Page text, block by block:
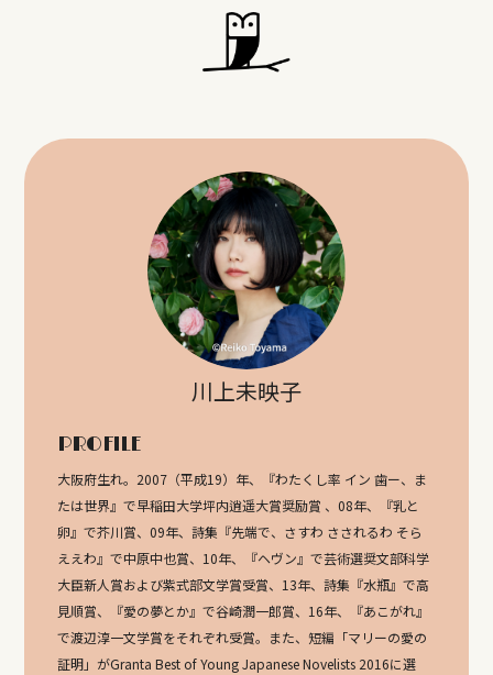
川上未映子
PROFILE
大阪府生れ。2007（平成19）年、『わたくし率 イン 歯ー、ま
たは世界』で早稲田大学坪内逍遥大賞奨励賞 、08年、『乳と
卵』で芥川賞、09年、詩集『先端で、さすわ さされるわ そら
ええわ』で中原中也賞、10年、『ヘヴン』で芸術選奨文部科学
大臣新人賞および紫式部文学賞受賞、13年、詩集『水瓶』で高
見順賞、『愛の夢とか』で谷崎潤一郎賞、16年、『あこがれ』
で渡辺淳一文学賞をそれぞれ受賞。また、短編「マリーの愛の
証明」がGranta Best of Young Japanese Novelists 2016に選